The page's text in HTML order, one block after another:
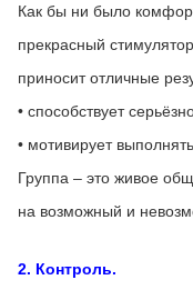
Как бы ни было
прекрасный
приносит отличные
• способствует
• мотивирует
Группа – это живое
на возможный и
2. Контроль.